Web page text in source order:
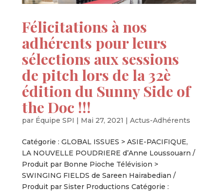
Félicitations à nos
adhérents pour leurs
sélections aux sessions
de pitch lors de la 32è
édition du Sunny Side of
the Doc !!!
par Équipe SPI | Mai 27, 2021 | Actus-Adhérents
Catégorie : GLOBAL ISSUES > ASIE-PACIFIQUE,
LA NOUVELLE POUDRIERE d’Anne Loussouarn /
Produit par Bonne Pioche Télévision >
SWINGING FIELDS de Sareen Hairabedian /
Produit par Sister Productions Catégorie :